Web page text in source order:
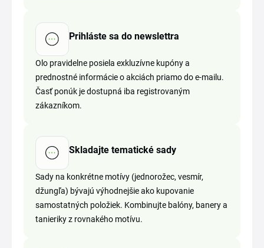
Prihláste sa do newslettra
Olo pravidelne posiela exkluzívne kupóny a
prednostné informácie o akciách priamo do e-mailu.
Časť ponúk je dostupná iba registrovaným
zákazníkom.
Skladajte tematické sady
Sady na konkrétne motívy (jednorožec, vesmír,
džungľa) bývajú výhodnejšie ako kupovanie
samostatných položiek. Kombinujte balóny, banery a
tanieriky z rovnakého motívu.